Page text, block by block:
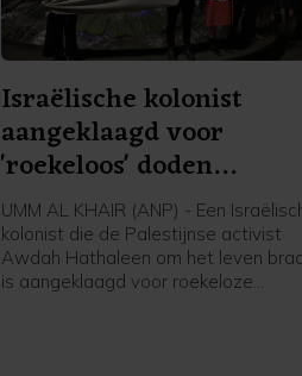
Israëlische kolonist
aangeklaagd voor
'roekeloos' doden
Palestijn
UMM AL KHAIR (ANP) - Een
kolonist die de Palestijnse activist
Awdah Hathaleen om het leven
is aangeklaagd voor roekeloze